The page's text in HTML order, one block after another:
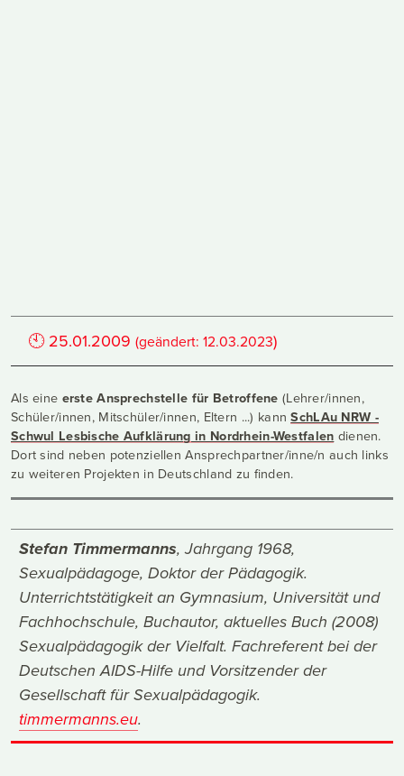
🕙 25.01.2009 (geändert:12.03.2023)
Als eine erste Ansprechstelle für Betroffene (Lehrer/innen,
Schüler/innen, Mitschüler/innen, Eltern ...) kannSchLAu NRW -
Schwul Lesbische Aufklärung in Nordrhein-Westfalen dienen.
Dort sind neben potenziellen Ansprechpartner/inne/n auch links
zu weiteren Projekten in Deutschland zu finden.
Stefan Timmermanns, Jahrgang 1968,
Sexualpädagoge, Doktor der Pädagogik.
Unterrichtstätigkeit an Gymnasium, Universität und
Fachhochschule, Buchautor, aktuelles Buch (2008)
Sexualpädagogik der Vielfalt. Fachreferent bei der
Deutschen AIDS-Hilfe und Vorsitzender der
Gesellschaft für Sexualpädagogik.
timmermanns.eu.